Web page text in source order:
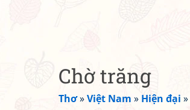
Chờ trăng
Thơ»Việt Nam » Hiện đại »